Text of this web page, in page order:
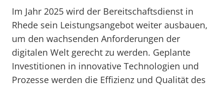
Im Jahr 2025 wird der Bereitschaftsdienst in
Rhede sein Leistungsangebot weiter ausbauen,
um den wachsenden Anforderungen der
digitalen Welt gerecht zu werden. Geplante
Investitionen in innovative Technologien und
Prozesse werden die Effizienz und Qualität des